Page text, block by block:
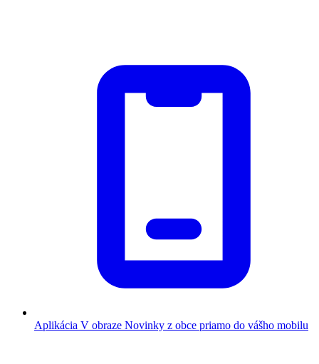
Aplikácia V obraze Novinky z obce priamo do vášho mobilu